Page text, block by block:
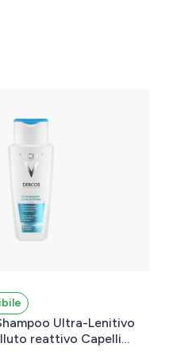
Ultra-Lenitivo
reattivo Capelli